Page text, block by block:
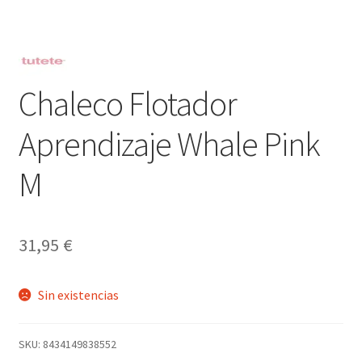
Chaleco Flotador
Aprendizaje Whale Pink
M
31,95 €
Sin existencias
SKU: 8434149838552